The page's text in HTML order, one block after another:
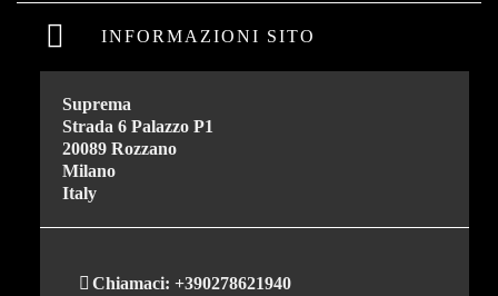
INFORMAZIONI SITO
Suprema
Strada 6 Palazzo P1
20089 Rozzano
Milano
Italy
Chiamaci: +390278621940